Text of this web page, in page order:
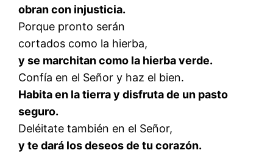
obran con injusticia.
Porque pronto serán
cortados como la hierba,
y se marchitan como la hierba verde.
Confía en el Señor y haz el bien.
Habita en la tierra y disfruta de un pasto
seguro.
Deléitate también en el Señor,
y te dará los deseos de tu corazón.